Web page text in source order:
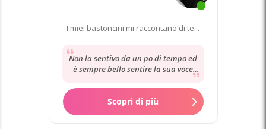
I miei bastoncini mi raccontano di te...
Non la sentivo da un po di tempo ed
è sempre bello sentire la sua voce
mille x...
Scopri di più